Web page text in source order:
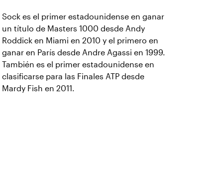
Sock es el primer estadounidense en ganar
un título de Masters 1000 desde Andy
Roddick en Miami en 2010 y el primero en
ganar en París desde Andre Agassi en 1999.
También es el primer estadounidense en
clasificarse para las Finales ATP desde
Mardy Fish en 2011.